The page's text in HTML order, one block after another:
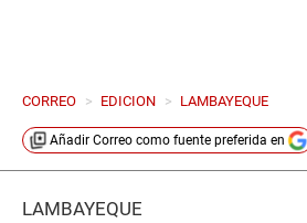
CORREO > EDICION > LAMBAYEQUE
Añadir Correo como fuente preferida en
LAMBAYEQUE